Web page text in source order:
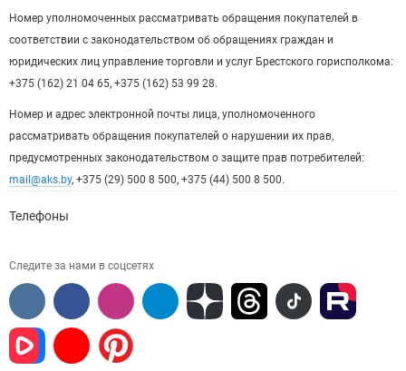
Номер уполномоченных рассматривать обращения покупателей в
соответствии с законодательством об обращениях граждан и
юридических лиц управление торговли и услуг Брестского горисполкома:
+375 (162) 21 04 65, +375 (162) 53 99 28.
Номер и адрес электронной почты лица, уполномоченного
рассматривать обращения покупателей о нарушении их прав,
предусмотренных законодательством о защите прав потребителей:
mail@aks.by, +375 (29) 500 8 500, +375 (44) 500 8 500.
Телефоны
Следите за нами в соцсетях